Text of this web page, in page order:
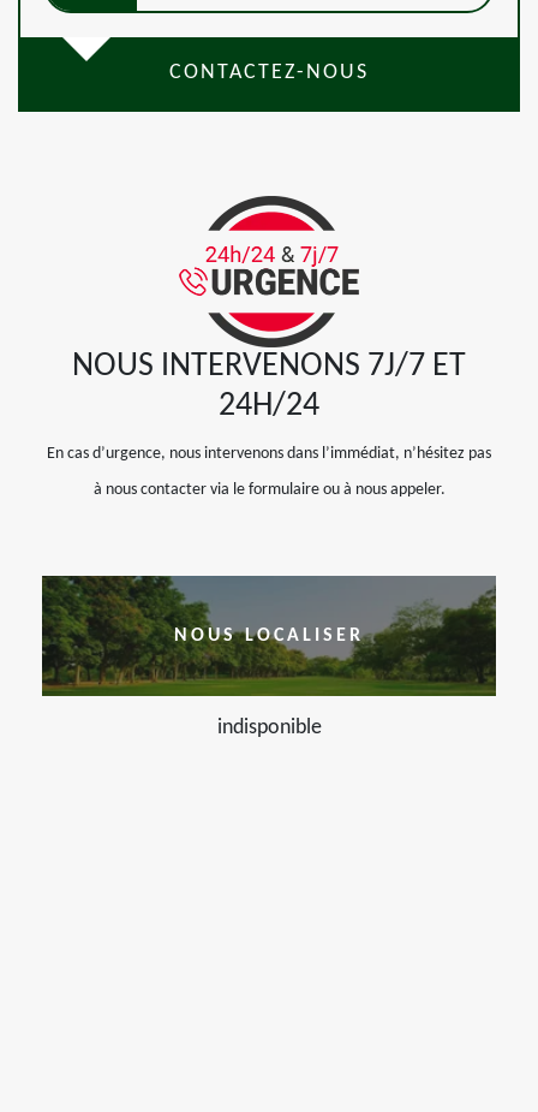
CONTACTEZ-NOUS
NOUS INTERVENONS 7J/7 ET
24H/24
En cas d’urgence, nous intervenons dans l’immédiat, n’hésitez pas
à nous contacter via le formulaire ou à nous appeler.
NOUS LOCALISER
indisponible